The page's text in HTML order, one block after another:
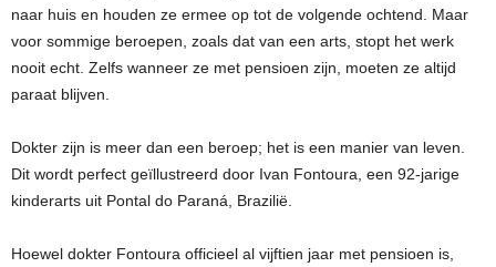
naar huis en houden ze ermee op tot de volgende ochtend. Maar
voor sommige beroepen, zoals dat van een arts, stopt het werk
nooit echt. Zelfs wanneer ze met pensioen zijn, moeten ze altijd
paraat blijven.
Dokter zijn is meer dan een beroep; het is een manier van leven.
Dit wordt perfect geïllustreerd door Ivan Fontoura, een 92-jarige
kinderarts uit Pontal do Paraná, Brazilië.
Hoewel dokter Fontoura officieel al vijftien jaar met pensioen is,